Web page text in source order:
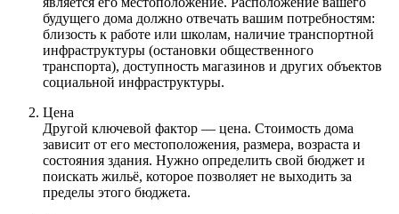
будущего дома должно отвечать вашим потребностям:
близость к работе или школам, наличие транспортной
инфраструктуры (остановки общественного
транспорта), доступность магазинов и других объектов
социальной инфраструктуры.
Цена
Другой ключевой фактор — цена. Стоимость дома
зависит от его местоположения, размера, возраста и
состояния здания. Нужно определить свой бюджет и
поискать жильё, которое позволяет не выходить за
пределы этого бюджета.